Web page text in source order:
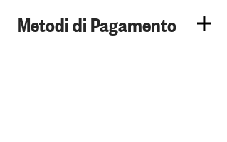
Metodi di Pagamento